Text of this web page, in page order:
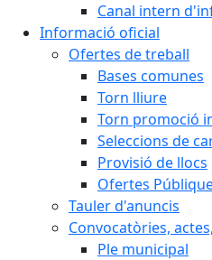
Canal intern
Informació oficial
Ofertes de treball
Bases comunes
Torn lliure
Torn promoció
Seleccions de
Provisió de llocs
Ofertes
Tauler d'anuncis
Convocatòries,
Ple municipal